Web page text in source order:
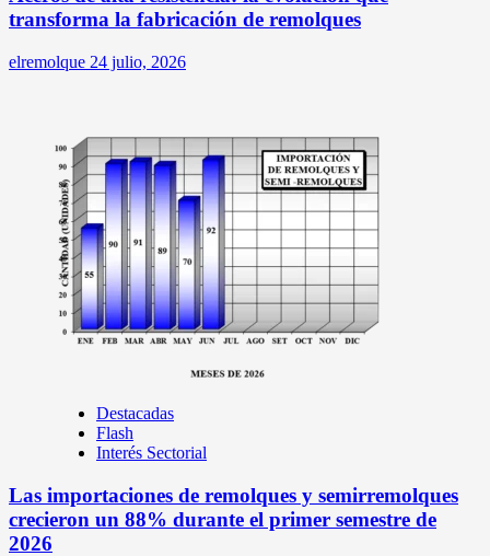
transforma la fabricación de remolques
elremolque 24 julio, 2026
Destacadas
Flash
Interés Sectorial
Las importaciones de remolques y semirremolques
crecieron un 88% durante el primer semestre de
2026